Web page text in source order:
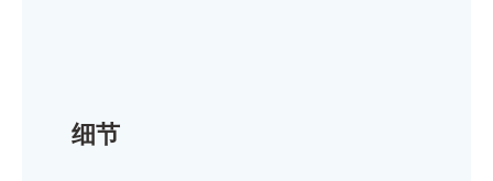
细节